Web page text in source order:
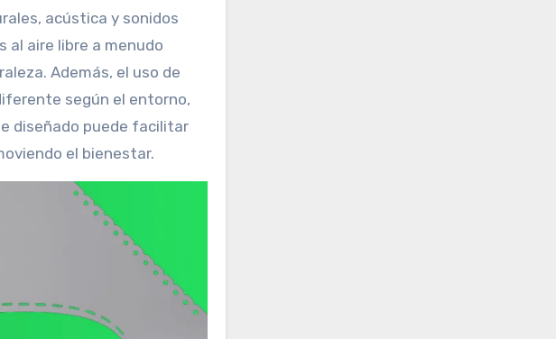
acústica y sonidos
al aire libre a menudo
Además, el uso de
según el entorno,
diseñado puede facilitar
el bienestar.